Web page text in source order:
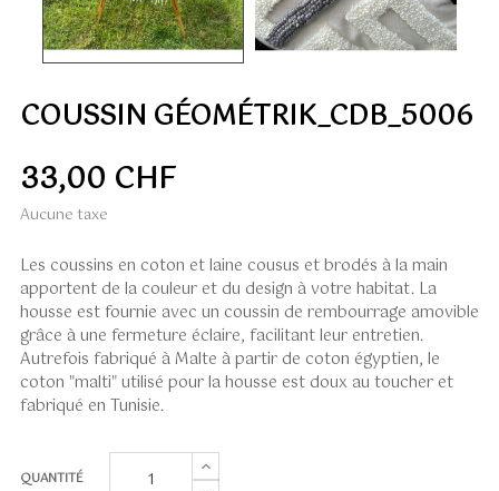
COUSSIN GÉOMÉTRIK_CDB_5006
33,00 CHF
Aucune taxe
Les coussins en coton et laine cousus et brodés à la main
apportent de la couleur et du design à votre habitat. La
housse est fournie avec un coussin de rembourrage amovible
grâce à une fermeture éclaire, facilitant leur entretien.
Autrefois fabriqué à Malte à partir de coton égyptien, le
coton "malti" utilisé pour la housse est doux au toucher et
fabriqué en Tunisie.
QUANTITÉ